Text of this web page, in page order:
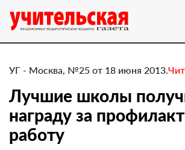
УГ - Москва, №25 от 18 июня 2013.
Лучшие школы
награду за
работу